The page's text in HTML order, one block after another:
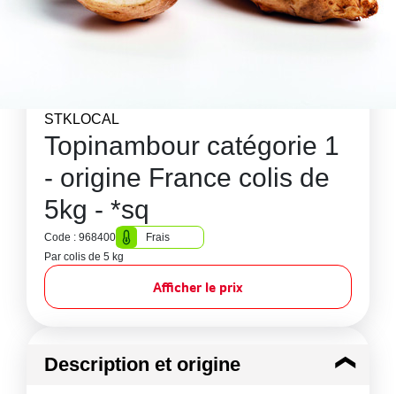
STKLOCAL
Topinambour catégorie 1
- origine France colis de
5kg - *sq
Code : 968400
Frais
Par colis de 5 kg
Afficher le prix
Description et origine